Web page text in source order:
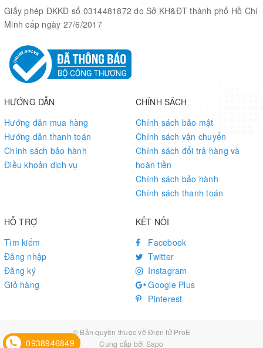
Giấy phép ĐKKD số 0314481872 do Sở KH&ĐT thành phố Hồ Chí
Minh cấp ngày 27/6/2017
HƯỚNG DẪN
Hướng dẫn mua hàng
Hướng dẫn thanh toán
Chính sách bảo hành
Điều khoản dịch vụ
CHÍNH SÁCH
Chính sách bảo mật
Chính sách vận chuyển
Chính sách đổi trả hàng và
hoàn tiền
Chính sách bảo hành
Chính sách thanh toán
HỖ TRỢ
Tìm kiếm
Đăng nhập
Đăng ký
Giỏ hàng
KẾT NỐI
Facebook
Twitter
Instagram
Google Plus
Pinterest
© Bản quyền thuộc vềĐiện tử ProE
Cung cấp bởi Sapo
0938946849